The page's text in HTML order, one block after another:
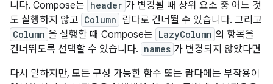
니다. Compose는 header 가 변경될 때 상위 요소 중 어느 것
도 실행하지 않고 Column 람다로 건너뛸 수 있습니다. 그리고
Column 을 실행할 때 Compose는 LazyColumn 의 항목을
건너뛰도록 선택할 수 있습니다. names 가 변경되지 않았다면
다시 말하지만, 모든 구성 가능한 함수 또는 람다에는 부작용이